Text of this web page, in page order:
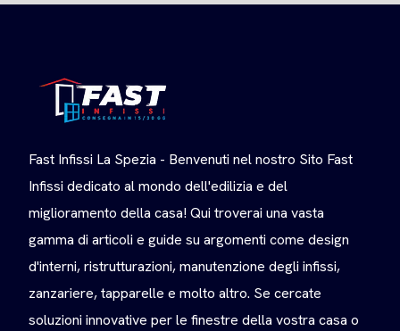
Fast Infissi La Spezia - Benvenuti nel nostro Sito Fast
Infissi dedicato al mondo dell'edilizia e del
miglioramento della casa! Qui troverai una vasta
gamma di articoli e guide su argomenti come design
d'interni, ristrutturazioni, manutenzione degli infissi,
zanzariere, tapparelle e molto altro. Se cercate
soluzioni innovative per le finestre della vostra casa o